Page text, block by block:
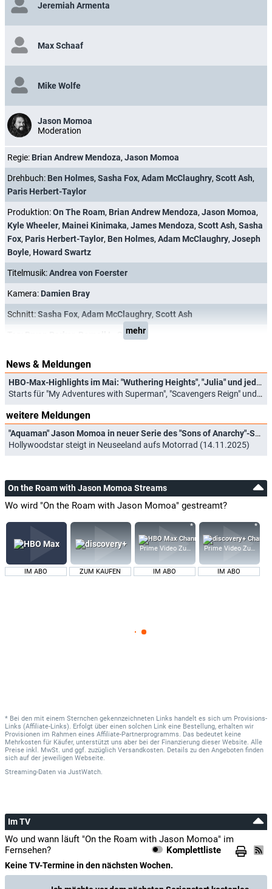
Jeremiah Armenta
Max Schaaf
Mike Wolfe
Jason Momoa
Moderation
Regie: Brian Andrew Mendoza, Jason Momoa
Drehbuch: Ben Holmes, Sasha Fox, Adam McClaughry, Scott Ash,
Paris Herbert-Taylor
Produktion:On The Roam, Brian Andrew Mendoza, Jason Momoa,
Kyle Wheeler, Mainei Kinimaka, James Mendoza, Scott Ash, Sasha
Fox, Paris Herbert-Taylor, Ben Holmes, Adam McClaughry, Joseph
Boyle, Howard Swartz
Titelmusik:Andrea von Foerster
Kamera: Damien Bray
Schnitt:Sasha Fox, Adam McClaughry, Scott Ash
Pernell L. Salinas
mehr
News & Meldungen
HBO-Max-Highlights im Mai: "Wuthering Heights", "Julia" und jede Menge gute Animationsserien
Starts für "My Adventures with Superman", "Scavengers Reign" und neue "Rick and Morty"-Staffel (01.05.2026)
weitere Meldungen
"Aquaman" Jason Momoa in neuer Serie des "Sons of Anarchy"-Schöpfers
Hollywoodstar steigt in Neuseeland aufs Motorrad (14.11.2025)
On the Roam with Jason Momoa Streams
Wo wird "On the Roam with Jason Momoa" gestreamt?
IM ABO ZUM KAUFEN
Prime Video Zusatz-Kanäle
IM ABO
Prime Video Zusatz-
IM ABO
* Bei den mit einem Sternchen gekennzeichneten Links handelt es sich um Provisions-
Links (Affiliate-Links). Erfolgt über einen solchen Link eine Bestellung, erhalten wir
Provisionen im Rahmen eines Affiliate-Partnerprogramms. Das bedeutet keine
Mehrkosten für Käufer, unterstützt uns aber bei der Finanzierung dieser Website. Alle
Preise inkl. MwSt. und ggf. zuzüglich Versandkosten. Details zu den Angeboten finden
sich auf der jeweiligen Webseite.
Streaming-Daten via JustWatch.
Im TV
Wo und wann läuft "On the Roam with Jason Momoa" im
Fernsehen?
Komplettliste
Keine TV-Termine in den nächsten Wochen.